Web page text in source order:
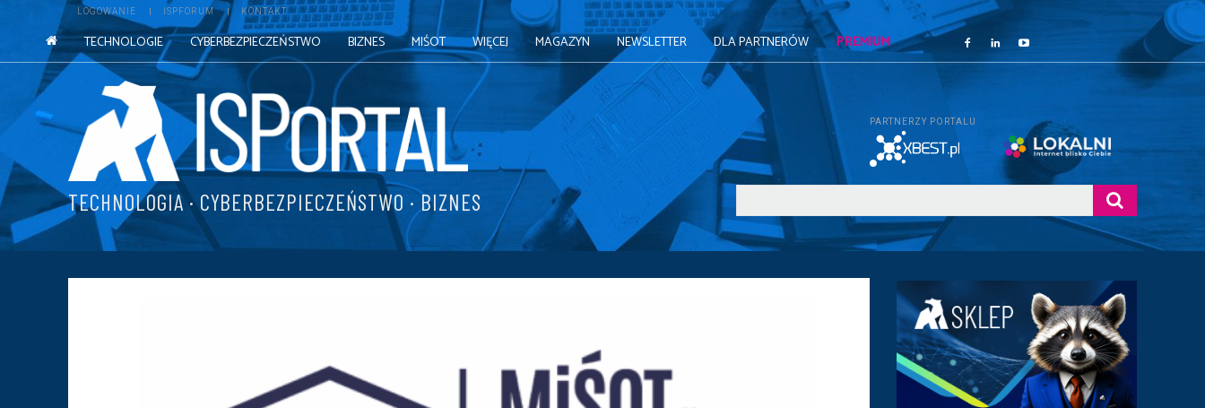
LOGOWANIE ISPFORUM KONTAKT
TECHNOLOGIE CYBERBEZPIECZEŃSTWO BIZNES MIŚOT WIĘCEJ MAGAZYN NEWSLETTER DLA PARTNERÓW PREMIUM
TECHNOLOGIA · CYBERBEZPIECZEŃSTWO · BIZNES
PARTNERZY PORTALU